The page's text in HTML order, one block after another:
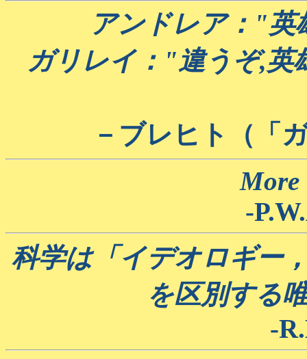
アンドレア："
ガリレイ："違うぞ,英
－ブレヒト（「
More
-
科学は「イデオロギー
を区別する
-